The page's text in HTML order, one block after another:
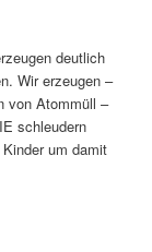
deutlich
Wir erzeugen –
von Atommüll –
schleudern
um damit